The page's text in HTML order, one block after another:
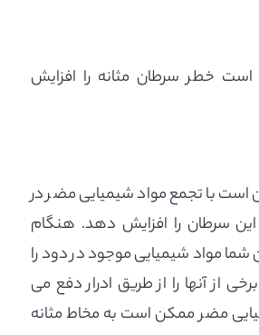
خطر سرطان مثانه را افزایش
است با تجمع مواد شیمیایی مضر در
این سرطان را افزایش دهد. هنگام
مواد شیمیایی موجود در دود را
از آنها را از طریق ادرار دفع می
مضر ممکن است به مخاط مثانه